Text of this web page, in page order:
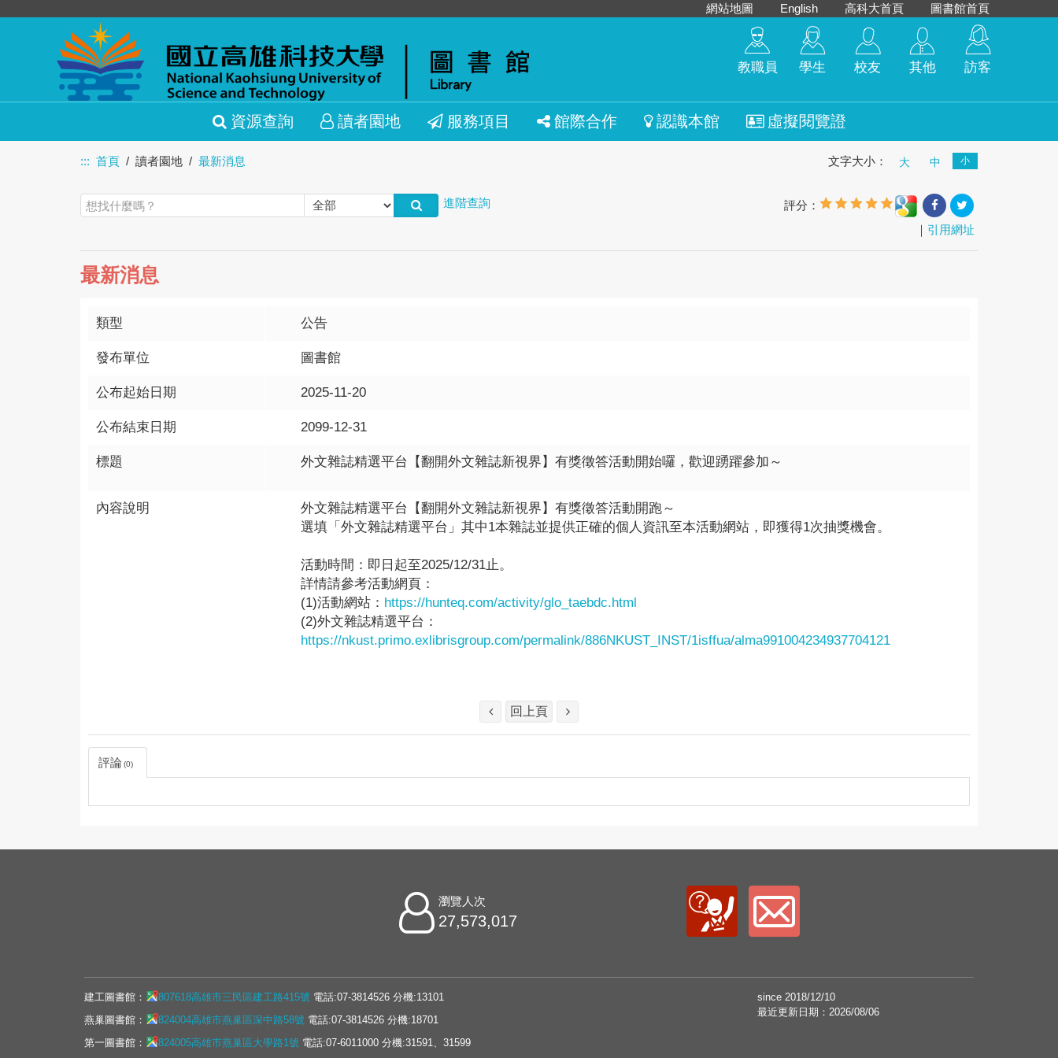
網站地圖 English 高科大首頁 圖書館首頁
教職員 學生 校友 其他 訪客
資源查詢 讀者園地 服務項目 館際合作 認識本館 虛擬閱覽證
::: 首頁 讀者園地 最新消息 文字大小： 大 中 小
進階查詢
評分：
｜ 引用網址
最新消息
類型 公告
發布單位 圖書館
公布起始日期 2025-11-20
公布結束日期 2099-12-31
標題 外文雜誌精選平台【翻開外文雜誌新視界】有獎徵答活動開始囉，歡迎踴躍參加～
內容說明
外文雜誌精選平台【翻開外文雜誌新視界】有獎徵答活動開跑～
選填「外文雜誌精選平台」其中1本雜誌並提供正確的個人資訊至本活動網站，即獲得1次抽獎機會。
活動時間：即日起至2025/12/31止。
詳情請參考活動網頁：
(1)活動網站： https://hunteq.com/activity/glo_taebdc.html
(2)外文雜誌精選平台：
https://nkust.primo.exlibrisgroup.com/permalink/886NKUST_INST/1isffua/alma991004234937704121
回上頁
評論 0
瀏覽人次
27,573,017
建工圖書館： 807618高雄市三民區建工路415號 電話:07-3814526 分機:13101
燕巢圖書館：
824004高雄市燕巢區深中路58號 電話:07-3814526 分機:18701
第一圖書館：
824005高雄市燕巢區大學路1號 電話:07-6011000 分機:31591、31599
since 2018/12/10
最近更新日期：2026/08/06